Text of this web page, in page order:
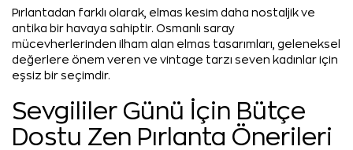
Pırlantadan farklı olarak, elmas kesim daha nostaljik ve
antika bir havaya sahiptir. Osmanlı saray
mücevherlerinden ilham alan elmas tasarımları, geleneksel
değerlere önem veren ve vintage tarzı seven kadınlar için
eşsiz bir seçimdir.
Sevgililer Günü İçin Bütçe
Dostu Zen Pırlanta Önerileri